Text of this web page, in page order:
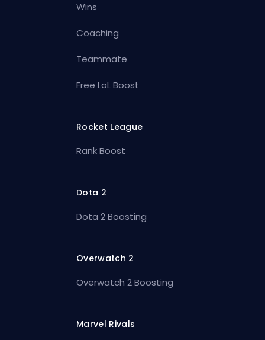
Wins
Coaching
Teammate
Free LoL Boost
Rocket League
Rank Boost
Dota 2
Dota 2 Boosting
Overwatch 2
Overwatch 2 Boosting
Marvel Rivals